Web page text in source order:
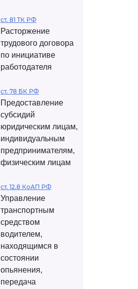
ст. 81 ТК РФ
Расторжение
трудового договора
по инициативе
работодателя
ст. 78 БК РФ
Предоставление
субсидий
юридическим лицам,
индивидуальным
предпринимателям,
физическим лицам
ст. 12.8 КоАП РФ
Управление
транспортным
средством
водителем,
находящимся в
состоянии
опьянения,
передача